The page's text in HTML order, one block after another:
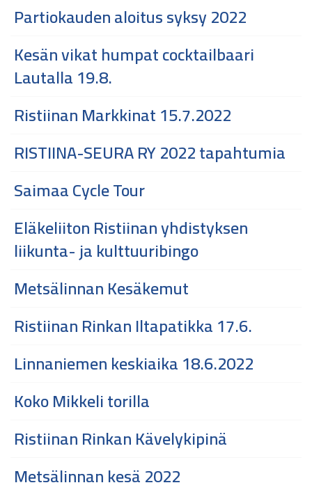
Partiokauden aloitus syksy 2022
Kesän vikat humpat cocktailbaari
Lautalla 19.8.
Ristiinan Markkinat 15.7.2022
RISTIINA-SEURA RY 2022 tapahtumia
Saimaa Cycle Tour
Eläkeliiton Ristiinan yhdistyksen
liikunta- ja kulttuuribingo
Metsälinnan Kesäkemut
Ristiinan Rinkan Iltapatikka 17.6.
Linnaniemen keskiaika 18.6.2022
Koko Mikkeli torilla
Ristiinan Rinkan Kävelykipinä
Metsälinnan kesä 2022